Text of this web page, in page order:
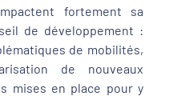
fortement sa
de développement :
de mobilités,
de nouveaux
mises en place pour y